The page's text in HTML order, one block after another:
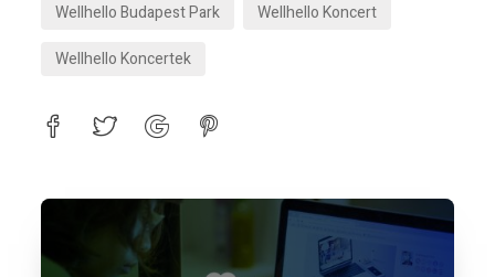
Wellhello Budapest Park
Wellhello Koncert
Wellhello Koncertek